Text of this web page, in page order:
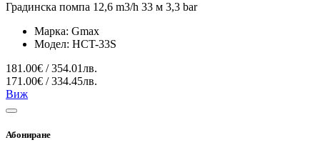
Градинска помпа 12,6 m3/h 33 м 3,3 bar
Марка: Gmax
Модел: HCT-33S
181.00€ / 354.01лв.
171.00€ / 334.45лв.
Виж
Абониране